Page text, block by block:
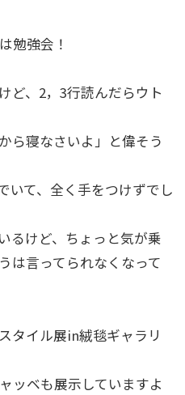
勉強会！
ど、2，3行読んだらウト
ら寝なさいよ」と偉そう
いて、全く手をつけずでし
るけど、ちょっと気が乗
は言ってられなくなって
タイル展in絨毯ギャラリ
ッベも展示していますよ